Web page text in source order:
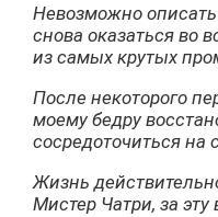
Невозможно
снова оказаться во
из самых крутых
После некоторого
моему бедру
сосредоточиться на
Жизнь
Мистер Чатри, за эту